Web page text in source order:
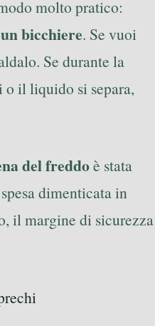
molto pratico:
bicchiere. Se vuoi
Se durante la
il liquido si separa,
del freddoè stata
dimenticata in
il margine di sicurezza